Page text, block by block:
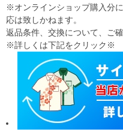
※オンラインショップ購入分
応は致しかねます。
返品条件、交換について、ご
※詳しくは下記をクリック※